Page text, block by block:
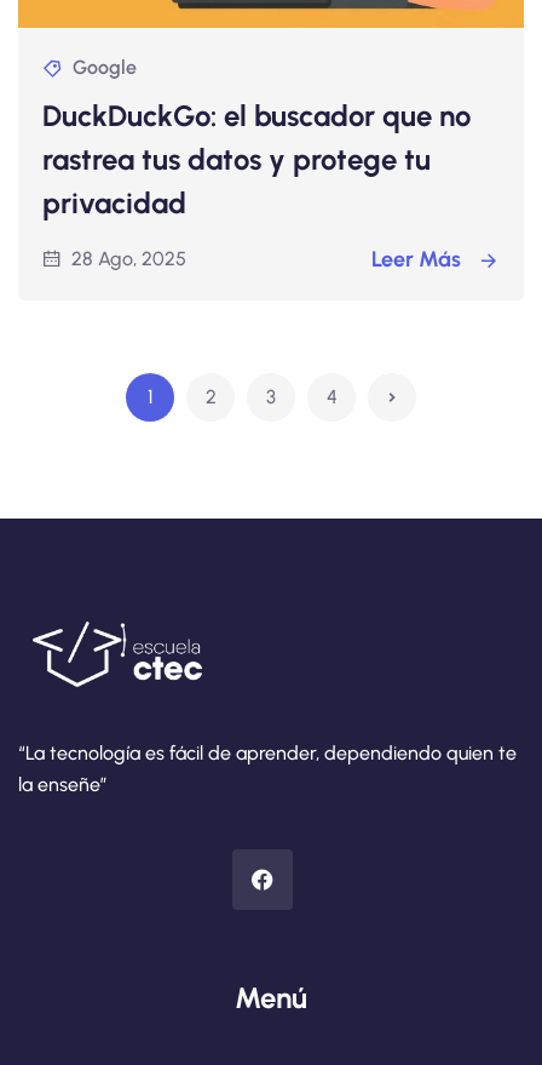
Google
DuckDuckGo: el buscador que no
rastrea tus datos y protege tu
privacidad
28 Ago, 2025 Leer Más
1 2 3 4
“La tecnología es fácil de aprender, dependiendo quien te
la enseñe”
Menú